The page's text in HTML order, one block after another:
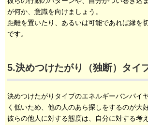
が何か、意識を向けましょう。
距離を置いたり、あるいは可能であれば縁を
です。
5.決めつけたがり（独断）タイ
決めつけたがりタイプのエネルギーバンパイ
く低いため、他の人のあら探しをするのが大
彼らの他人に対する態度は、自分に対する考